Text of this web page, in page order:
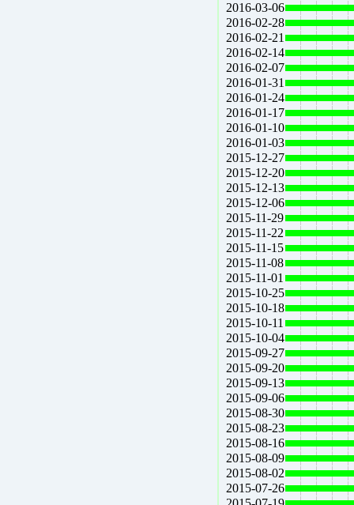
2016-03-06
2016-02-28
2016-02-21
2016-02-14
2016-02-07
2016-01-31
2016-01-24
2016-01-17
2016-01-10
2016-01-03
2015-12-27
2015-12-20
2015-12-13
2015-12-06
2015-11-29
2015-11-22
2015-11-15
2015-11-08
2015-11-01
2015-10-25
2015-10-18
2015-10-11
2015-10-04
2015-09-27
2015-09-20
2015-09-13
2015-09-06
2015-08-30
2015-08-23
2015-08-16
2015-08-09
2015-08-02
2015-07-26